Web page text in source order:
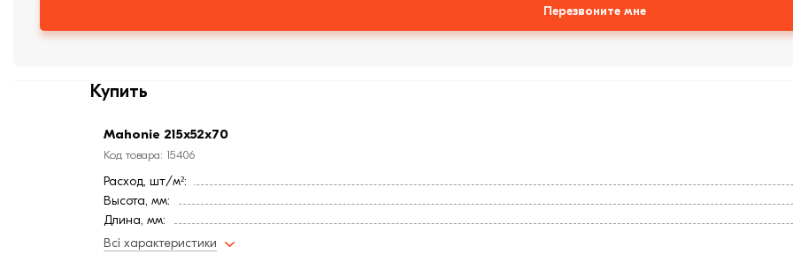
Перезвоните мне
Купить
Mahonie 215x52x70
Код товара: 15406
Расход, шт/м²:
Высота, мм:
Длина, мм:
Ширина, мм:
Всі характеристики